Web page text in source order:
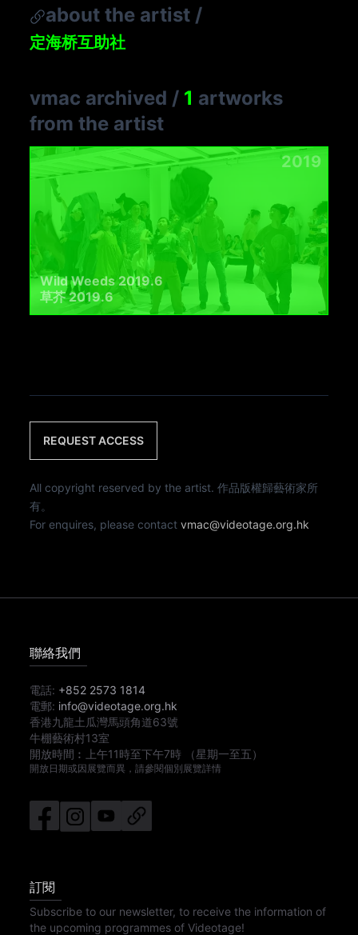
about the artist /
定海桥互助社
vmac archived / 1 artworks
from the artist
2019
Wild Weeds 2019.6
草芥 2019.6
REQUEST ACCESS
All copyright reserved by the artist. 作品版權歸藝術家所
有。
For enquires, please contactvmac@videotage.org.hk
聯絡我們
電話: +852 2573 1814
電郵: info@videotage.org.hk
香港九龍土瓜灣馬頭角道63號
牛棚藝術村13室
開放時間︰
上午11時至下午7時 （星期一至五）
開放日期或因展覽而異，請參閱個別展覽詳情
訂閱
Subscribe to our newsletter, to receive the information of
the upcoming programmes of Videotage!